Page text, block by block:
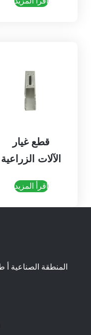
قطع غيار
الآلات الزراعية
اقرأ المزيد